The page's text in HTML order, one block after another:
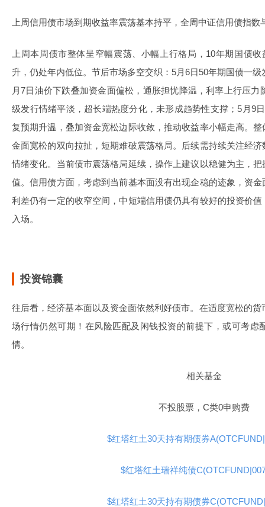
上周信用债市场到期收益率震荡基本持平，全周中证信用债指数
上周本周债市整体呈窄幅震荡、小幅上行格局，10年期国债
升，仍处年内低位。节后市场多空交织：5月6日50年期国债一级
月7日油价下跌叠加资金面偏松，通胀担忧降温，利率上行压力
级发行情绪平淡，超长端热度分化，未形成趋势性支撑；5月9
复预期升温，叠加资金宽松边际收敛，推动收益率小幅走高。
金面宽松的双向拉扯，短期难破震荡格局。后续需持续关注经
情绪变化。当前债市震荡格局延续，操作上建议以稳健为主，
值。信用债方面，考虑到当前基本面没有出现企稳的迹象，资
利差仍有一定的收窄空间，中短端信用债仍具有较好的投资价
入场。
投资锦囊
往后看，经济基本面以及资金面依然利好债市。在适度宽松的
场行情仍然可期！在风险匹配及闲钱投资的前提下，或可考虑
情。
相关基金
不投股票，C类0申购费
$红塔红土30天持有期债券
$红塔红土瑞祥纯债
$红塔红土30天持有期债券